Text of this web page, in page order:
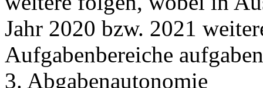
Jahr 2020 bzw. 2021
Aufgabenbereiche
3. Abgabenautonomie